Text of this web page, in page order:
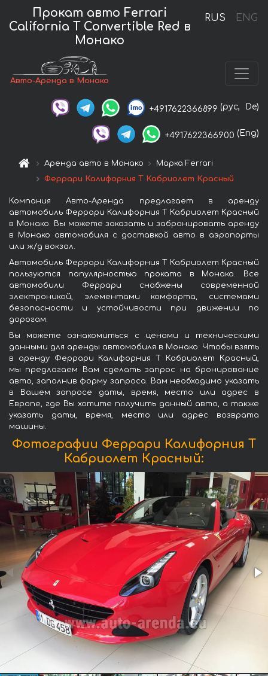
RUS ENG
Прокат авто Ferrari
California T Convertible Red в
Монако
Авто-Аренда в Монако
+4917622366899 (рус, De)
+4917622366900 (Eng)
Аренда авто в Монако
Марка Ferrari
Феррари Калифорния Т Кабриолет Красный
Компания Авто-Аренда предлагает в аренду
автомобиль Феррари Калифорния Т Кабриолет Красный
в Монако. Вы можете заказать и забронировать аренду
в Монако автомобиля с доставкой авто в аэропорты
или ж/д вокзал.
Автомобиль Феррари Калифорния Т Кабриолет Красный
пользуются популярностью проката в Монако. Все
автомобили Феррари снабжены современной
электроникой, элементами комфорта, системами
безопасности и устойчивости при движении по
дорогам.
Вы можете ознакомиться с ценами и техническими
данными для аренды автомобиля в Монако. Чтобы взять
в аренду Феррари Калифорния Т Кабриолет Красный,
мы предлагаем Вам сделать запрос на бронирование
авто, заполнив форму запроса. Вам необходимо указать
в Вашем запросе даты, время, место или адрес в
Европе, где Вы хотите получить данный авто, а также
указать даты, время, место или адрес возврата
машины.
Фотографии Феррари Калифорния Т
Кабриолет Красный: